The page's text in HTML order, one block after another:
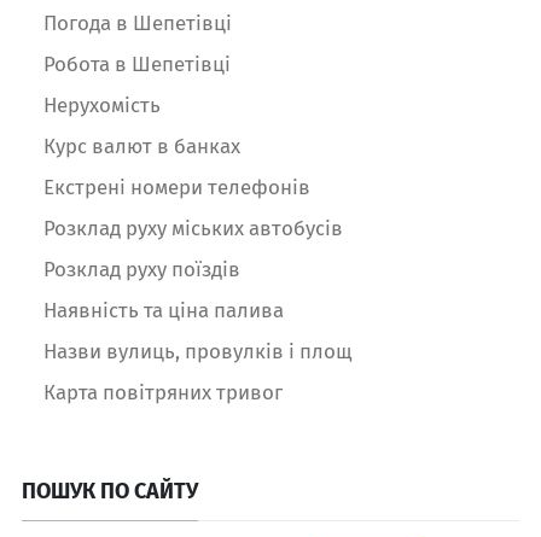
Погода в Шепетівці
Робота в Шепетівці
Нерухомість
Курс валют в банках
Екстрені номери телефонів
Розклад руху міських автобусів
Розклад руху поїздів
Наявність та ціна палива
Назви вулиць, провулків і площ
Карта повітряних тривог
ПОШУК ПО САЙТУ